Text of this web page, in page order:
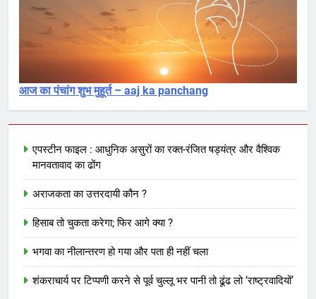
आज का पंचांग शुभ मुहूर्त – aaj ka panchang
एपस्टीन फाइल : आधुनिक असुरों का रक्त-रंजित षड्यंत्र और वैश्विक
मानवतावाद का ढोंग
अराजकता का उत्तरदायी कौन ?
हिसाब तो चुकता करेगा; फिर आगे क्या ?
भगवा का नीलान्तरण हो गया और पता ही नहीं चला
शंकराचार्य पर टिप्पणी करने से पूर्व चुल्लू भर पानी तो ढूंढ लो ‘राष्ट्रवादियों’